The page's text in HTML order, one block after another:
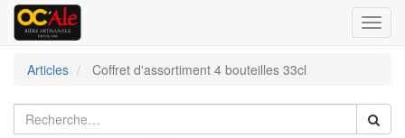
la
Articles Coffret d'assortiment 4 bouteilles 33cl